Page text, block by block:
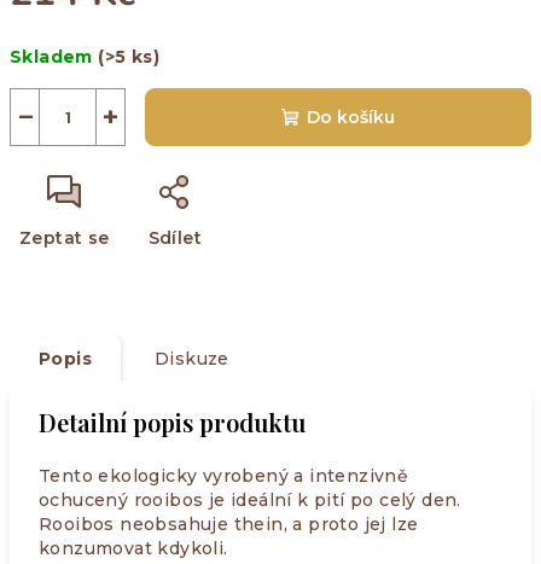
cena:
Skladem (>5 ks)
+
− Do košíku
Zeptat se Sdílet
Popis Diskuze
Detailní popis produktu
Tento ekologicky vyrobený a intenzivně
ochucený rooibos je ideální k pití po celý den.
Rooibos neobsahuje thein, a proto jej lze
konzumovat kdykoli.